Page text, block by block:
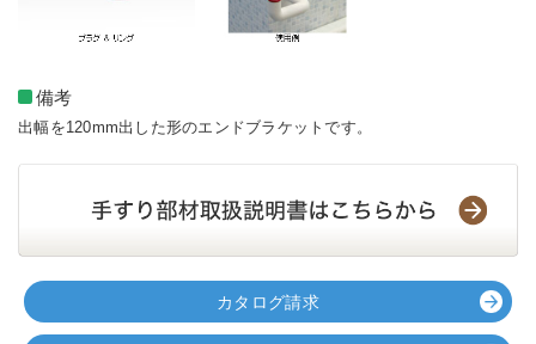
備考
出幅を120mm出した形のエンドブラケットです。
カタログ請求